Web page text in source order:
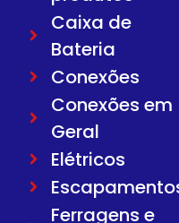
Caixa de
Bateria
Conexões
Conexões em
Geral
Elétricos
Ferragens e